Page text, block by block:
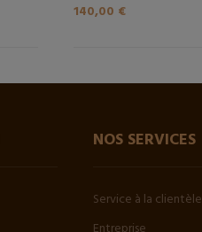
140,00 €
NOS SERVICES
Service à la clientèle